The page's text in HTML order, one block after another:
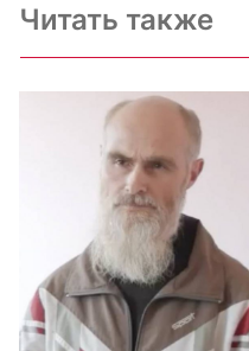
Читать также